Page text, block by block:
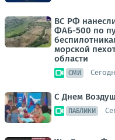
ВС РФ
ФАБ-500 по
морской
области
СМИ
С Днем
ПАБЛИКИ